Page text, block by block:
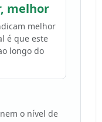
melhor
melhor
é que este
longo do
o nível de